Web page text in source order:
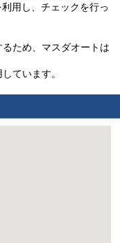
用し、チェックを行っ
ため、マスダオートは
ています。